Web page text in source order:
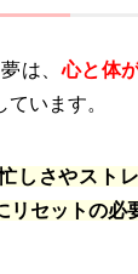
は、心と体
います。
しさやスト
リセットの必